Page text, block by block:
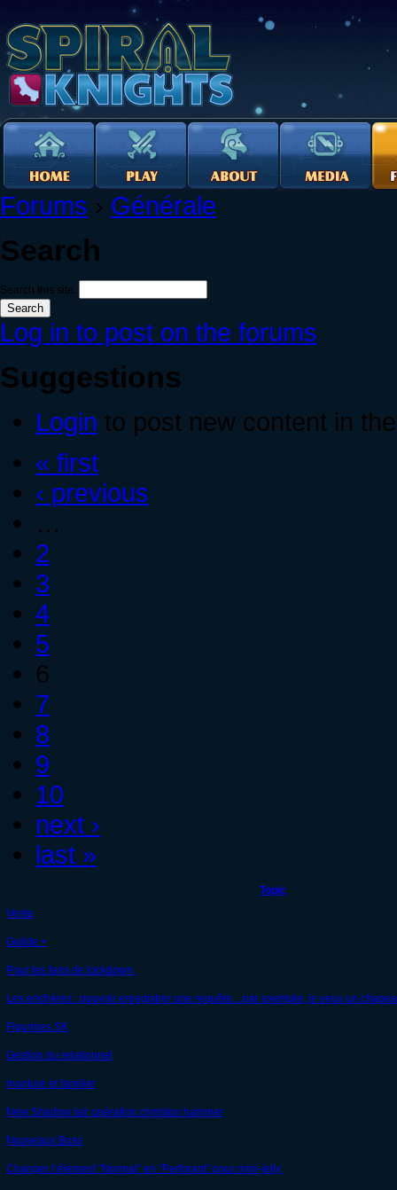
Forums › Générale
Search
Search this site:
Log in to post on the forums
Suggestions
Login to post new content in
« first
‹ previous
…
2
3
4
5
6
7
8
9
10
next ›
last »
Topic
Vente
Guilde +
Pour les fans de lockdown.
Les enchères : pouvoir enregistrer une requête... par exemple, je veux un
Figurines SK
Gestion du relationnel
monture et familier
New Shadow lair opération crimston hammer
Nouveaux Boss
Changer l’élément "Normal" en "Perforant" pour mini-jelly.